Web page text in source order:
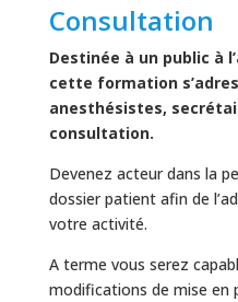
Consultation
Destinée à un public à
cette formation
anesthésistes,
consultation.
Devenez acteur dans la
dossier patient afin de
votre activité.
A terme vous serez
modifications de mise en